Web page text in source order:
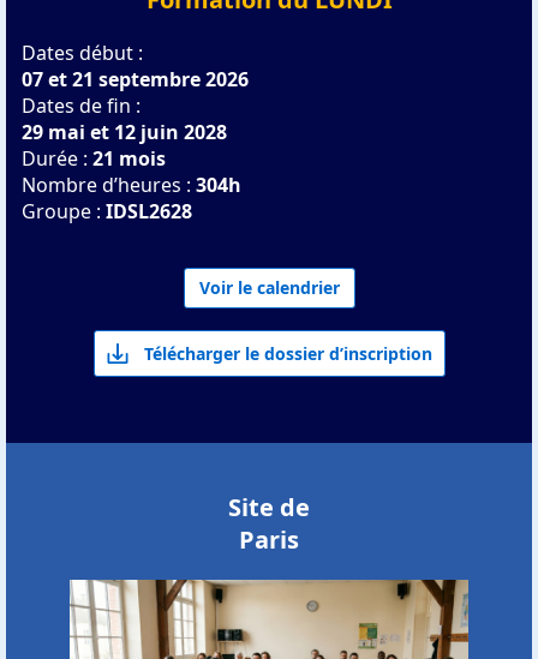
Dates début :
07 et 21 septembre 2026
Dates de fin :
29 mai et 12 juin 2028
Durée :21 mois
Nombre d’heures :304h
Groupe :IDSL2628
Voir le calendrier
Télécharger le dossier d’inscription
Site de
Paris